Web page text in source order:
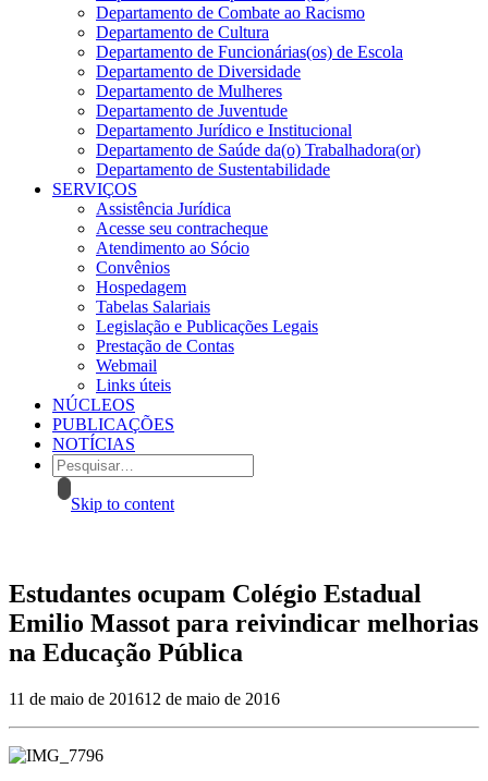
Departamento de Combate ao Racismo
Departamento de Cultura
Departamento de Funcionárias(os) de Escola
Departamento de Diversidade
Departamento de Mulheres
Departamento de Juventude
Departamento Jurídico e Institucional
Departamento de Saúde da(o) Trabalhadora(or)
Departamento de Sustentabilidade
SERVIÇOS
Assistência Jurídica
Acesse seu contracheque
Atendimento ao Sócio
Convênios
Hospedagem
Tabelas Salariais
Legislação e Publicações Legais
Prestação de Contas
Webmail
Links úteis
NÚCLEOS
PUBLICAÇÕES
NOTÍCIAS
Skip to content
Estudantes ocupam Colégio Estadual
Emilio Massot para reivindicar melhorias
na Educação Pública
11 de maio de 201612 de maio de 2016